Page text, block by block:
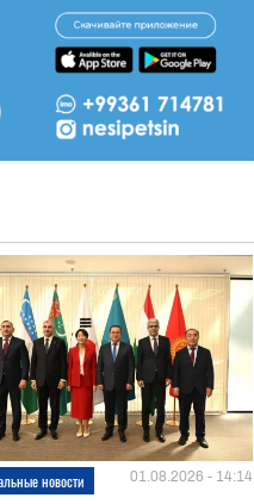
новости 01.08.2026 - 14:14